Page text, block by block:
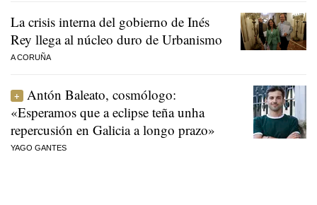
La crisis interna del gobierno de Inés
Rey llega al núcleo duro de Urbanismo
A CORUÑA
Antón Baleato, cosmólogo:
«Esperamos que a eclipse teña unha
repercusión en Galicia a longo prazo»
YAGO GANTES